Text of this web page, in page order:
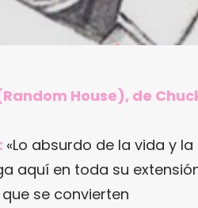
House), de
«Lo absurdo de la vida y la
aquí en toda su
se convierten